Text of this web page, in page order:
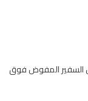
السفير المفوض فوق